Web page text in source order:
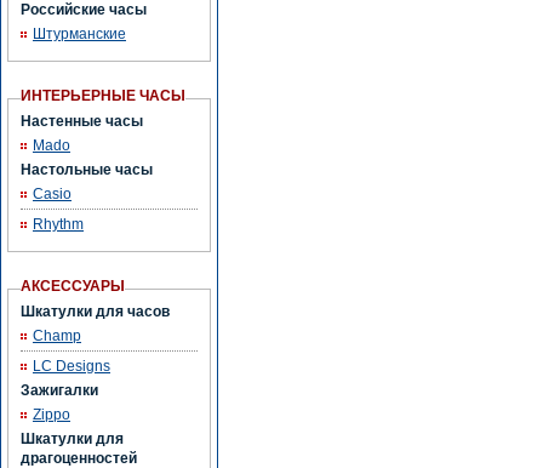
Российские часы
Штурманские
ИНТЕРЬЕРНЫЕ ЧАСЫ
Настенные часы
Mado
Настольные часы
Casio
Rhythm
АКСЕССУАРЫ
Шкатулки для часов
Champ
LC Designs
Зажигалки
Zippo
Шкатулки для
драгоценностей